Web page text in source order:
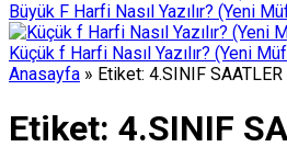
Büyük F Harfi Nasıl Yazılır? (Yeni
Küçük f Harfi Nasıl Yazılır? (Yeni
Anasayfa » Etiket: 4.SINIF SAATLER
Etiket: 4.SINIF